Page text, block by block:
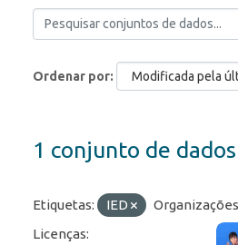
Ordenar por
1 conjunto de
Etiquetas: IED
Licenças: